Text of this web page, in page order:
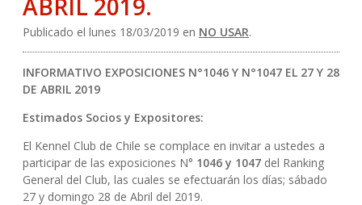
ABRIL 2019.
Publicado el lunes 18/03/2019 en NO USAR.
INFORMATIVO EXPOSICIONES N°1046 Y N°1047 EL 27 Y 28
DE ABRIL 2019
Estimados Socios y Expositores:
El Kennel Club de Chile se complace en invitar a ustedes a
participar de las exposiciones N° 1046 y 1047 del Ranking
General del Club, las cuales se efectuarán los días; sábado
27 y domingo 28 de Abril del 2019.